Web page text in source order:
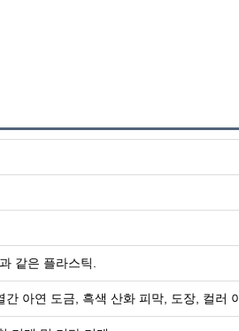
같은 플라스틱.
아연 도금, 흑색 산화 피막, 도장, 컬